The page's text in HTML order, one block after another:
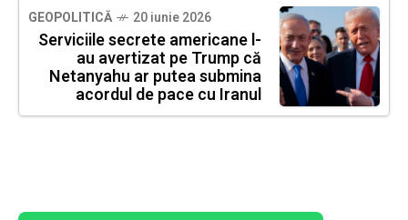
GEOPOLITICĂ 20 iunie 2026
Serviciile secrete americane l-
au avertizat pe Trump că
Netanyahu ar putea submina
acordul de pace cu Iranul